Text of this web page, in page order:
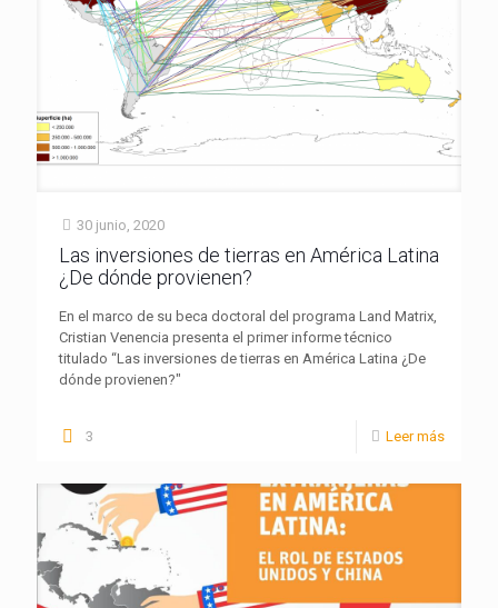
30 junio, 2020
Las inversiones de tierras en América Latina
¿De dónde provienen?
En el marco de su beca doctoral del programa Land Matrix,
Cristian Venencia presenta el primer informe técnico
titulado “Las inversiones de tierras en América Latina ¿De
dónde provienen?"
3 Leer más